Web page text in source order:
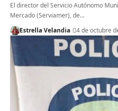
El director del Servicio Autónomo
Mercado (Serviamer), de…
Estrella Velandia
4 de octubre